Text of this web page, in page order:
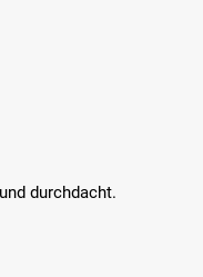
durchdacht.